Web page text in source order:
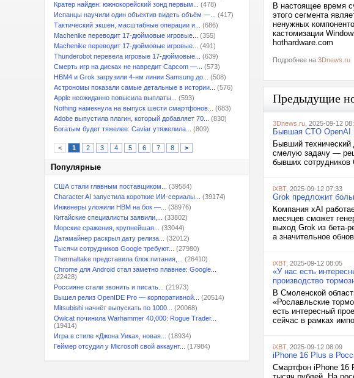
Кратер найден: южнокорейский зонд первым...
(478)
Испанцы научили один объектив видеть объём —...
(417)
Тактический экшен, масштабные операции и...
(686)
Machenike переводит 17-дюймовые игровые...
(355)
Machenike переводит 17-дюймовые игровые...
(491)
Thunderobot перевела игровые 17-дюймовые...
(639)
Смерть игр на дисках не навредит Capcom —...
(573)
HBM4 и Grok загрузили 4-нм линии Samsung до...
(508)
Астрономы показали самые детальные в истории...
(576)
Apple неожиданно повысила выплаты...
(593)
Nothing намекнула на выпуск шести смартфонов...
(683)
Adobe выпустила плагин, который добавляет 70...
(830)
Богатым будет тяжелее: Caviar утяжелила...
(809)
< 1 2 3 4 5 6 7 8 >
Популярные
США стали главным поставщиком...
(39584)
Character.AI запустила короткие ИИ-сериалы...
(39174)
Инженеры уложили HBM на бок —...
(38976)
Китайские специалисты заявили,...
(33802)
Морские сражения, крупнейшая...
(33044)
Датамайнер раскрыл дату релиза...
(32012)
Тысячи сотрудников Google требуют...
(27980)
Thermaltake представила блок питания,...
(26410)
Chrome для Android стал заметно плавнее: Google...
(22428)
Россияне стали звонить и писать...
(21973)
Вышел релиз OpenIDE Pro — корпоративной...
(20514)
Mitsubishi начнёт выпускать по 1000...
(20068)
Owlcat починила Warhammer 40,000: Rogue Trader...
(19414)
Игра в стиле «Джона Уика», новая...
(18934)
Геймер отсудил у Microsoft свой аккаунт...
(17984)
В настоящее время
этого сегмента
ненужных
кастомизации
hothardware.com
Подробнее на 3Dnews.ru
Предыдущие
3Dnews.ru , 2025-09-12
Бывшая CTO OpenAI
Бывший
смелую задачу —
бывших сотрудников
iXBT, 2025-09-12 07:33
Grok предложит
Компания xAI
месяцев сможет
выход Grok из бета-
а значительное
iXBT, 2025-09-12 08:05
«У нас есть
производство
В Смоленской
«Рославльские
есть интересный
сейчас в рамках
iXBT, 2025-09-12 08:09
iPhone 16 Plus в
Смартфон iPhone 16